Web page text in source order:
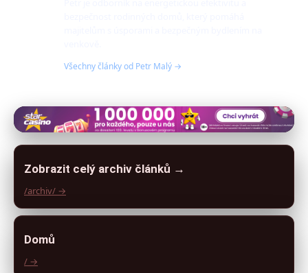
Všechny články od Petr Malý →
Zobrazit celý archiv článků →
/archiv/ →
Domů
/ →